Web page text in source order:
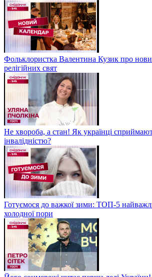
Фольклористка Валентина Кузик про
релігійних свят
Не хвороба, а стан! Як українці
інвалідністю?
Готуємося до важкої зими: ТОП-5
холодної пори